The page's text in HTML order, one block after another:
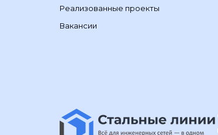
Реализованные проекты
Вакансии